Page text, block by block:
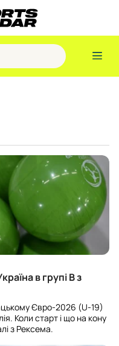
в групі В з
Євро-2026 (U-19)
Коли старт і що на кону
з Рексема.